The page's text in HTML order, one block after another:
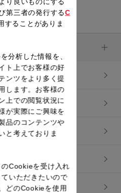
り良いものにする
第三者の発行するC
することがありま
分析した情報を、
ト上でお客様の好
ンツをより多く提
します。お客様の
上での閲覧状況に
が実際にご興味を
品のコンテンツや
と考えておりま
のCookieを受け入れ
いただきたいので
どのCookieを使用